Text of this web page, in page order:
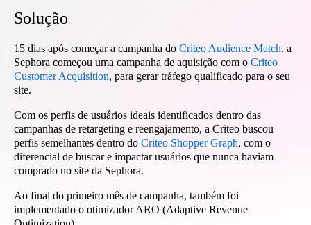
Solução
15 dias após começar a campanha do Criteo Audience Match, a
Sephora começou uma campanha de aquisição com o Criteo
Customer Acquisition, para gerar tráfego qualificado para o seu
site.
Com os perfis de usuários ideais identificados dentro das
campanhas de retargeting e reengajamento, a Criteo buscou
perfis semelhantes dentro do Criteo Shopper Graph, com o
diferencial de buscar e impactar usuários que nunca haviam
comprado no site da Sephora.
Ao final do primeiro mês de campanha, também foi
implementado o otimizador ARO (Adaptive Revenue